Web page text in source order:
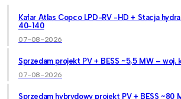
Kafar Atlas Copco LPD-RV -HD + Stacja
40-140
07-08-2026
Sprzedam projekt PV + BESS ~5,5 MW – woj.
07-08-2026
Sprzedam hybrydowy projekt PV + BESS ~80